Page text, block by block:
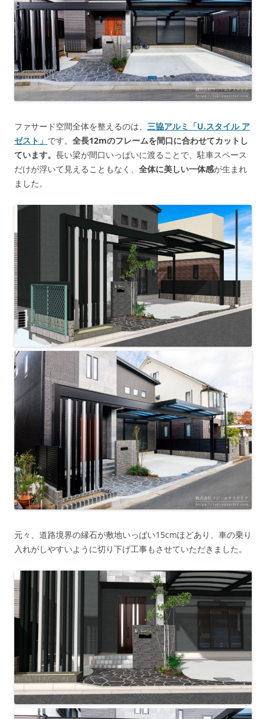
ファサード空間全体を整えるのは、 三協アルミ
「U.スタイル ア
ゼスト」 です。 全長12mのフレームを間口に合わせてカットし
ています。 長い梁が間口いっぱいに渡ることで、駐車スペース
だけが浮いて見えることもなく、 全体に美しい一体感が生まれ
ました。
元々、道路境界の縁石が敷地いっぱい15cmほどあり、車の乗り
入れがしやすいように切り下げ工事もさせていただきました。